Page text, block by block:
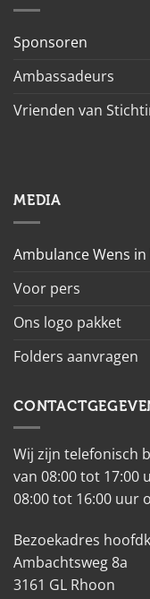
Sponsoren
Ambassadeurs
Vrienden van
MEDIA
Ambulance Wens
Voor pers
Ons logo pakket
Folders aanvragen
Wij zijn telefonisch
van 08:00 tot 17:00
08:00 tot 16:00 uur
Bezoekadres
Ambachtsweg 8a
3161 GL Rhoon